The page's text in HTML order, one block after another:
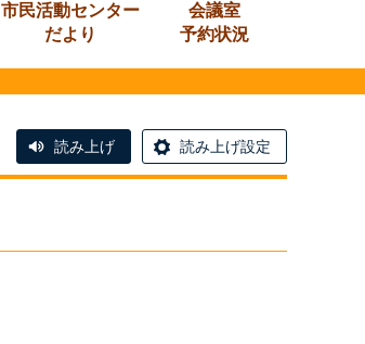
市民活動センター
だより
会議室
予約状況
読み上げ 読み上げ設定